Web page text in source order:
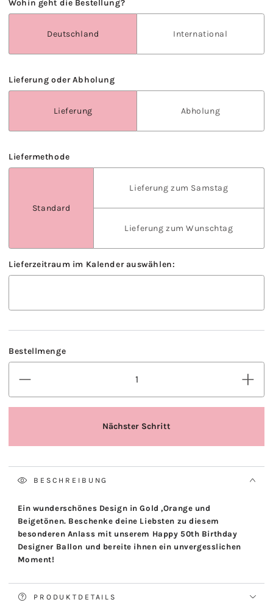
BESCHREIBUNG
Ein wunderschönes Design in Gold ,Orange und
Beigetönen. Beschenke deine Liebsten zu diesem
besonderen Anlass mit unserem Happy 50th Birthday
Designer Ballon und bereite ihnen ein unvergesslichen
Moment!
PRODUKTDETAILS